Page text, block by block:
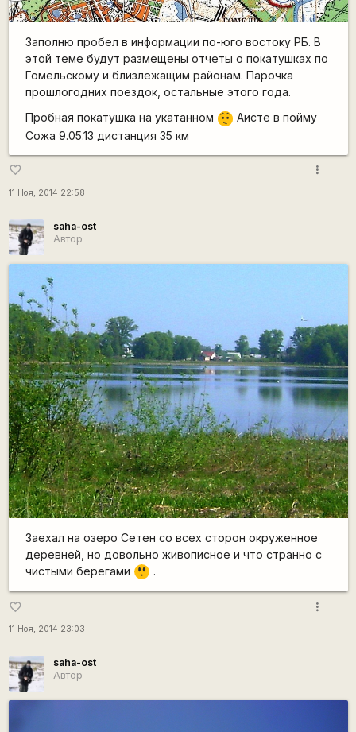
Заполню пробел в информации по-юго востоку РБ. В
этой теме будут размещены отчеты о покатушках по
Гомельскому и близлежащим районам. Парочка
прошлогодних поездок, остальные этого года.
Пробная покатушка на укатанном :-/ Аисте в пойму
Сожа 9.05.13 дистанция 35 км
favorite_border
11 Ноя, 2014 22:58
more_vert
saha-ost
Автор
Заехал на озеро Сетен со всех сторон окруженное
деревней, но довольно живописное и что странно с
чистыми берегами
=8
O
.
favorite_border
11 Ноя, 2014 23:03
more_vert
saha-ost
Автор